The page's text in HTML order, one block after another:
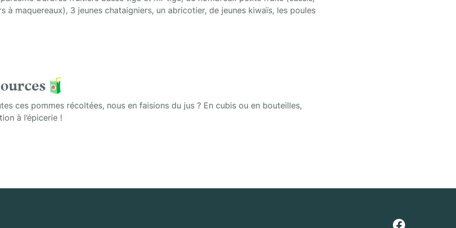
à maquereaux), 3 jeunes chataigniers, un abricotier, de jeunes kiwaïs, les poules
ces pommes récoltées, nous en faisions du jus ? En cubis ou en bouteilles,
à l’épicerie !